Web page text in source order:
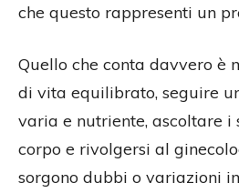
che questo rappresenti un
Quello che conta davvero è
di vita equilibrato, seguire
varia e nutriente, ascoltare
corpo e rivolgersi al
sorgono dubbi o variazioni